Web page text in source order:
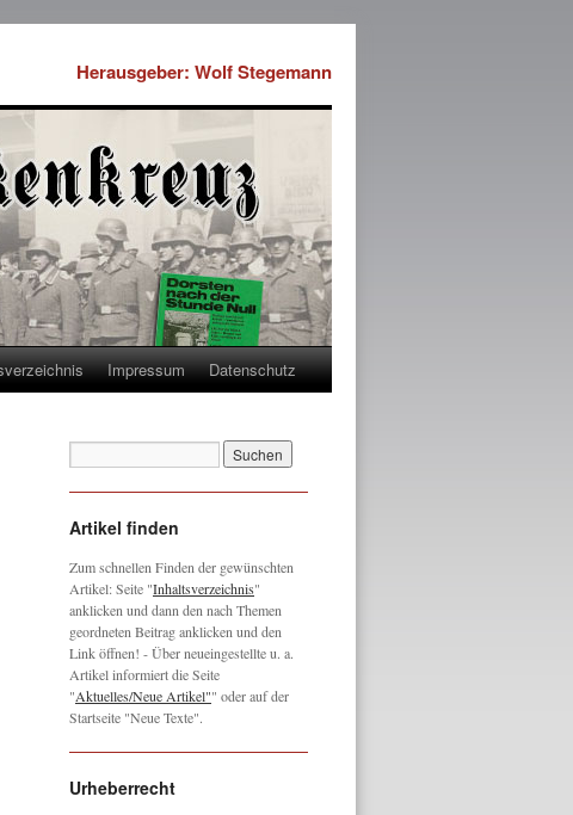
Herausgeber: Wolf Stegemann
Impressum Datenschutz
Artikel finden
Zum schnellen Finden der gewünschten
Artikel: Seite "Inhaltsverzeichnis"
anklicken und dann den nach Themen
geordneten Beitrag anklicken und den
Link öffnen! - Über neueingestellte u. a.
Artikel informiert die Seite
"Aktuelles/Neue Artikel"" oder auf der
Startseite "Neue Texte".
Urheberrecht